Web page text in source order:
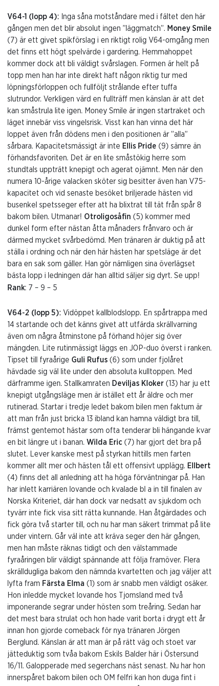
V64-1 (lopp 4): Inga såna motståndare med i fältet den här
gången men det blir absolut ingen ”läggmatch”. Money Smile
(7) är ett givet spikförslag i en riktigt rolig V64-omgång men
det finns ett högt spelvärde i gardering. Hemmahoppet
kommer dock att bli väldigt svårslagen. Formen är helt på
topp men han har inte direkt haft någon riktig tur med
löpningsförloppen och fullföljt strålande efter tuffa
slutrundor. Verkligen värd en fullträff men känslan är att det
kan småstrula lite igen. Money Smile är ingen startraket och
läget innebär viss vingelsrisk. Visst kan han vinna det här
loppet även från dödens men i den positionen är ”alla”
sårbara. Kapacitetsmässigt är inte Ellis Pride (9) sämre än
förhandsfavoriten. Det är en lite småstökig herre som
stundtals uppträtt knepigt och agerat ojämnt. Men när den
numera 10-årige valacken sköter sig besitter även han V75-
kapacitet och vid senaste besöket briljerade hästen vid
busenkel spetsseger efter att ha blixtrat till tät från spår 8
bakom bilen. Utmanar! Otroligosåfin (5) kommer med
dunkel form efter nästan åtta månaders frånvaro och är
därmed mycket svårbedömd. Men tränaren är duktig på att
ställa i ordning och när den här hästen har spetsläge är det
bara en sak som gäller. Han gör nämligen sina överlägset
bästa lopp i ledningen där han alltid säljer sig dyrt. Se upp!
Rank: 7 – 9 – 5
V64-2 (lopp 5): Vidöppet kallblodslopp. En spårtrappa med
14 startande och det känns givet att utfärda skrällvarning
även om några åtminstone på förhand höjer sig över
mängden. Lite rutinmässigt läggs en JOP-duo överst i ranken.
Tipset till fyraårige Guli Rufus (6) som under fjolåret
hävdade sig väl lite under den absoluta kulltoppen. Med
därframme igen. Stallkamraten Deviljas Kloker (13) har ju ett
knepigt utgångsläge men är istället ett år äldre och mer
rutinerad. Startar i tredje ledet bakom bilen men faktum är
att man från just bricka 13 ibland kan hamna väldigt bra till,
främst gentemot hästar som ofta tenderar bli hängande kvar
en bit längre ut i banan. Wilda Eric (7) har gjort det bra på
slutet. Lever kanske mest på styrkan hittills men farten
kommer allt mer och hästen tål ett offensivt upplägg. Ellbert
(4) finns det all anledning att ha höga förväntningar på. Han
har inlett karriären lovande och kvalade bl a in till finalen av
Norska Kriteriet, där han dock var nedsatt av sjukdom och
tyvärr inte fick visa sitt rätta kunnande. Han åtgärdades och
fick göra två starter till, och nu har man säkert trimmat på lite
under vintern. Går väl inte att kräva seger den här gången,
men han måste räknas tidigt och den välstammade
fyraåringen blir väldigt spännande att följa framöver. Flera
skrälldugliga bakom den nämnda kvartetten och jag väljer att
lyfta fram Färsta Elma (1) som är snabb men väldigt osäker.
Hon inledde mycket lovande hos Tjomsland med två
imponerande segrar under hösten som treåring. Sedan har
det mest bara strulat och hon hade varit borta i drygt ett år
innan hon gjorde comeback för nya tränaren Jörgen
Berglund. Känslan är att man är på rätt väg och stoet var
jätteduktig som tvåa bakom Eskils Balder här i Östersund
16/11. Galopperade med segerchans näst senast. Nu har hon
innerspåret bakom bilen och OM felfri kan hon duga fint i